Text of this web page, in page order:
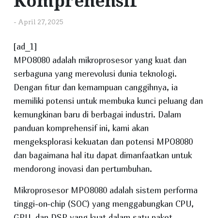
- April 27, 2025
[ad_1]
MPO8080 adalah mikroprosesor yang kuat dan
serbaguna yang merevolusi dunia teknologi.
Dengan fitur dan kemampuan canggihnya, ia
memiliki potensi untuk membuka kunci peluang dan
kemungkinan baru di berbagai industri. Dalam
panduan komprehensif ini, kami akan
mengeksplorasi kekuatan dan potensi MPO8080
dan bagaimana hal itu dapat dimanfaatkan untuk
mendorong inovasi dan pertumbuhan.
Mikroprosesor MPO8080 adalah sistem performa
tinggi-on-chip (SOC) yang menggabungkan CPU,